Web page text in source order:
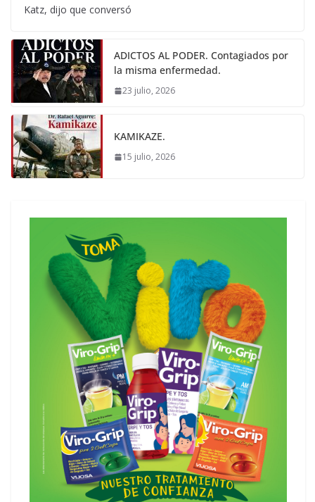
Katz, dijo que conversó
ADICTOS AL PODER. Contagiados por
la misma enfermedad.
23 julio, 2026
KAMIKAZE.
15 julio, 2026